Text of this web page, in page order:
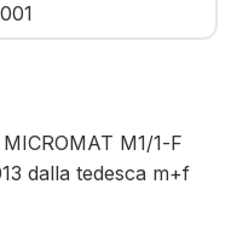
M1/1‑F
dalla tedesca m+f